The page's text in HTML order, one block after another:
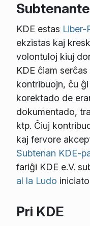
KDE estas Liber-
ekzistas kaj
volontuloj kiuj
KDE ĉiam
kontribuojn, ĉu
korektado de
dokumentado,
ktp. Ĉiuj
kaj fervore
Subtenan KDE-
fariĝi KDE e.V.
al la Ludo
Pri KDE